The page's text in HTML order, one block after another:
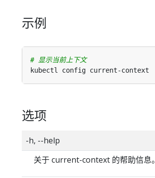
示例
# 显示当前上下文
选项
-h, --help
关于 current-context 的帮助信息。